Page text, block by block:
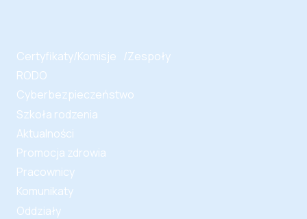
Certyfikaty/Komisje /Zespoły
RODO
Cyberbezpieczeństwo
Szkoła rodzenia
Aktualności
Promocja zdrowia
Pracownicy
Komunikaty
Oddziały